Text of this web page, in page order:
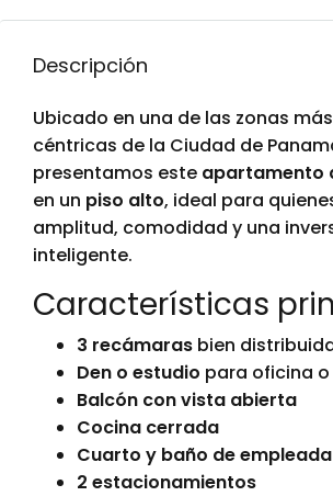
Descripción
Ubicado en una de las zonas
céntricas de la Ciudad de
presentamos este apartamento
en un piso alto, ideal para
amplitud, comodidad y una
inteligente.
Características
3 recámaras bien
Den o estudio para oficina
Balcón con vista abierta
Cocina cerrada
Cuarto y baño de empleada
2 estacionamientos